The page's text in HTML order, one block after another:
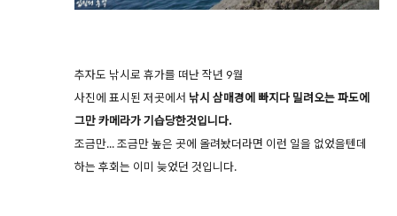
추자도 낚시로 휴가를 떠난 작년 9월
사진에 표시된 저곳에서 낚시 삼매경에 빠지다 밀려오는 파도에
그만 카메라가 기습당한것입니다.
조금만... 조금만 높은 곳에 올려놨더라면 이런 일을 없었을텐데
하는 후회는 이미 늦었던 것입니다.